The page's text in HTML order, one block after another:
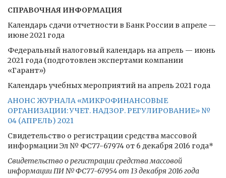
СПРАВОЧНАЯ ИНФОРМАЦИЯ
Календарь сдачи отчетности в Банк России в апреле —
июне 2021 года
Федеральный налоговый календарь на апрель — июнь
2021 года (подготовлен экспертами компании
«Гарант»)
Календарь учебных мероприятий на апрель 2021 года
АНОНС ЖУРНАЛА «МИКРОФИНАНСОВЫЕ
ОРГАНИЗАЦИИ: УЧЕТ. НАДЗОР. РЕГУЛИРОВАНИЕ» №
04 (АПРЕЛЬ) 2021
Свидетельство о регистрации средства массовой
информации Эл № ФС77-67974 от 6 декабря 2016 года*
Свидетельство о регистрации средства массовой
информации ПИ № ФС77-67954 от 13 декабря 2016 года